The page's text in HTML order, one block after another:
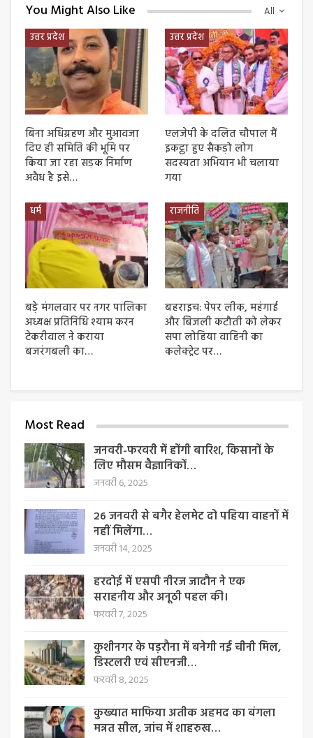
All
You Might Also Like
उत्तर प्रदेश
बिना अधिग्रहण और मुआवजा
दिए ही समिति की भूमि पर
किया जा रहा सड़क निर्माण
अवैध है इसे…
उत्तर प्रदेश
एलजेपी के दलित चौपाल मैं
इकट्ठा हुए सैकड़ो लोग
सदस्यता अभियान भी चलाया
गया
धर्म
बड़े मंगलवार पर नगर पालिका
अध्यक्ष प्रतिनिधि श्याम करन
टेकरीवाल ने कराया
बजरंगबली का…
राजनीति
बहराइच: पेपर लीक, महंगाई
और बिजली कटौती को लेकर
सपा लोहिया वाहिनी का
कलेक्ट्रेट पर…
Most Read
जनवरी-फरवरी में होंगी बारिश, किसानों के
लिए मौसम वैज्ञानिकों…
जनवरी 6, 2025
26 जनवरी से बगैर हेलमेट दो पहिया वाहनों में
नहीं मिलेंगा…
जनवरी 14, 2025
हरदोई में एसपी नीरज जादौन ने एक
सराहनीय और अनूठी पहल की।
फरवरी 7, 2025
कुशीनगर के पड़रौना में बनेगी नई चीनी मिल,
डिस्टलरी एवं सीएनजी…
फरवरी 8, 2025
कुख्यात माफिया अतीक अहमद का बंगला
मन्नत सील, जांच में शाहरुख…